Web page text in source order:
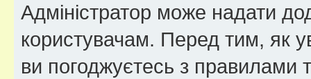
Адміністратор може надати
користувачам. Перед тим, як
ви погоджуєтесь з правилами